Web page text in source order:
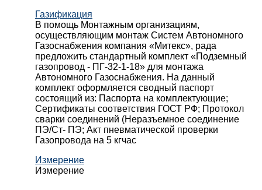
Газификация
В помощь Монтажным организациям,
осуществляющим монтаж Систем Автономного
Газоснабжения компания «Митекс», рада
предложить стандартный комплект «Подземный
газопровод - ПГ-32-1-18» для монтажа
Автономного Газоснабжения. На данный
комплект оформляется сводный паспорт
состоящий из: Паспорта на комплектующие;
Сертификаты соответствия ГОСТ РФ; Протокол
сварки соединений (Неразъемное соединение
ПЭ/Ст- ПЭ; Акт пневматической проверки
Газопровода на 5 кгчас
Измерение
Измерение